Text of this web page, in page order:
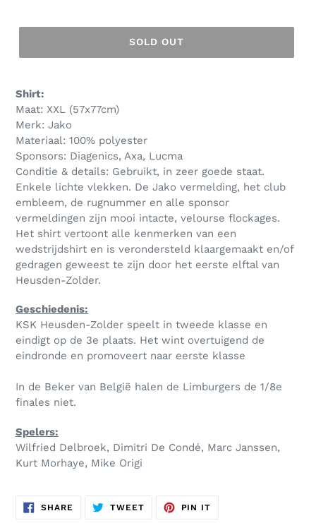
SOLD OUT
Shirt:
Maat: XXL (57x77cm)
Merk: Jako
Materiaal: 100% polyester
Sponsors: Diagenics, Axa, Lucma
Conditie & details: Gebruikt, in zeer goede staat.
Enkele lichte vlekken. De Jako vermelding, het club
embleem, de rugnummer en alle sponsor
vermeldingen zijn mooi intacte, velourse flockages.
Het shirt vertoont alle kenmerken van een
wedstrijdshirt en is verondersteld klaargemaakt en/of
gedragen geweest te zijn door het eerste elftal van
Heusden-Zolder.
Geschiedenis:
KSK Heusden-Zolder speelt in tweede klasse en
eindigt op de 3e plaats. Het wint overtuigend de
eindronde en promoveert naar eerste klasse
In de Beker van België halen de Limburgers de 1/8e
finales niet.
Spelers:
Wilfried Delbroek, Dimitri De Condé, Marc Janssen,
Kurt Morhaye, Mike Origi
SHARE SHARE
ON
TWEETTWEET
PIN IT